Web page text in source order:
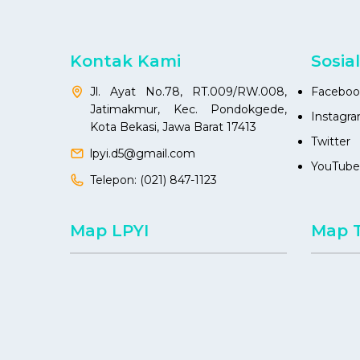
Kontak Kami
Jl. Ayat No.78, RT.009/RW.008,
Jatimakmur, Kec. Pondokgede,
Kota Bekasi, Jawa Barat 17413
lpyi.d5@gmail.com
Telepon: (021) 847-1123
Twitter
YouTube
Map LPYI Map